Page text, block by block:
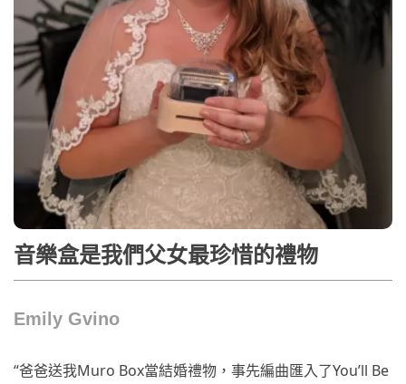
音樂盒是我們父女最珍惜的禮物
Emily Gvino
“爸爸送我Muro Box當結婚禮物，事先編曲匯入了You’ll Be